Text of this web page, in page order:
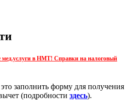
мед.услуги в НМТ! Справки на налоговый
заполнить форму для получения
(подробности здесь).